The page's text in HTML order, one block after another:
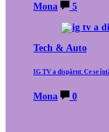
Mona 5
Tech & Auto
IG TV a dispărut. Ce se
Mona 0